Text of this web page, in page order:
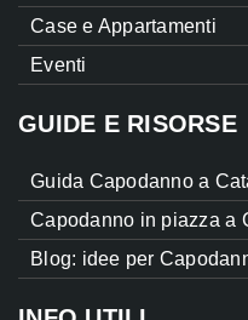
Case e Appartamenti
Eventi
GUIDE E RISORSE
Guida Capodanno a
Capodanno in piazza a
Blog: idee per